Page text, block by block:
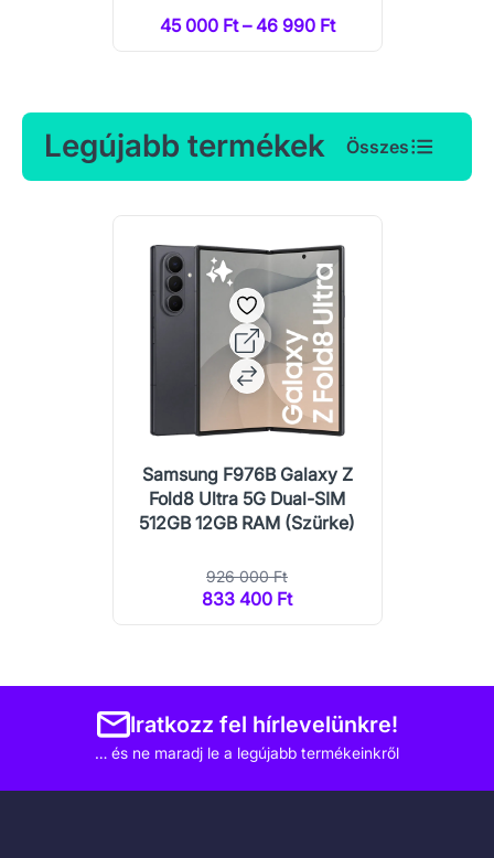
45 000 Ft – 46 990 Ft
Legújabb termékek Összes
Samsung F976B Galaxy Z
Fold8 Ultra 5G Dual-SIM
512GB 12GB RAM (Szürke)
926 000 Ft
833 400 Ft
Iratkozz fel hírlevelünkre!
… és ne maradj le a legújabb termékeinkről